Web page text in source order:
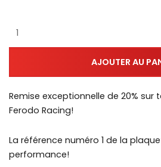
AJOUTER AU
Remise exceptionnelle de 20%
Ferodo Racing!
La référence numéro 1 de la
performance!